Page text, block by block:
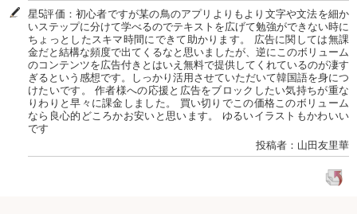
星5評価：初心者ですが某の鳥のアプリよりもより文字や文法を細か
いステップに分けて学べるのでテキストを広げて勉強ができない時に
ちょっとしたスキマ時間にできて助かります。 広告に関しては無課
金だと結構な頻度で出てくるなと思いましたが、逆にこのボリューム
のコンテンツを広告付きとはいえ無料で提供してくれているのが凄す
ぎるという感想です。しっかり活用させていただいて韓国語を身につ
けたいです。 作者様への応援と広告をブロックしたい気持ちが重な
りわりと早々に課金しました。 買い切りでこの価格このボリューム
なら良心的どころかお安いと思います。 ゆるいイラストもかわいい
です
投稿者：山田友里華